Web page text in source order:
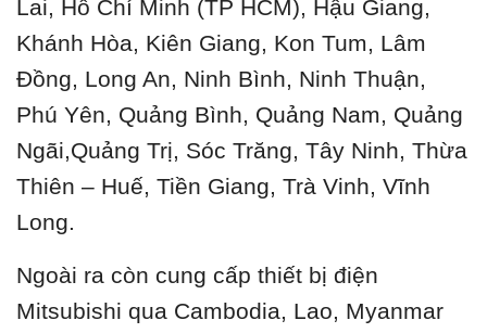
Lai, Hồ Chí Minh (TP HCM), Hậu Giang,
Khánh Hòa, Kiên Giang, Kon Tum, Lâm
Đồng, Long An, Ninh Bình, Ninh Thuận,
Phú Yên, Quảng Bình, Quảng Nam, Quảng
Ngãi,Quảng Trị, Sóc Trăng, Tây Ninh, Thừa
Thiên – Huế, Tiền Giang, Trà Vinh, Vĩnh
Long.
Ngoài ra còn cung cấp thiết bị điện
Mitsubishi qua Cambodia, Lao, Myanmar